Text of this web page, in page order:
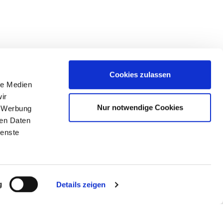
Medien
Daten
Details zeigen
Cookies zulassen
Nur notwendige Cookies